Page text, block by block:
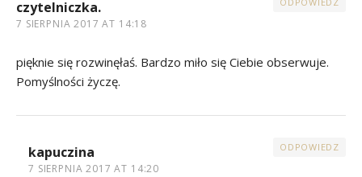
czytelniczka.
7 SIERPNIA 2017 AT 14:18
pięknie się rozwinęłaś. Bardzo miło się Ciebie obserwuje.
Pomyślności życzę.
kapuczina
7 SIERPNIA 2017 AT 14:20
ODPOWIEDZ